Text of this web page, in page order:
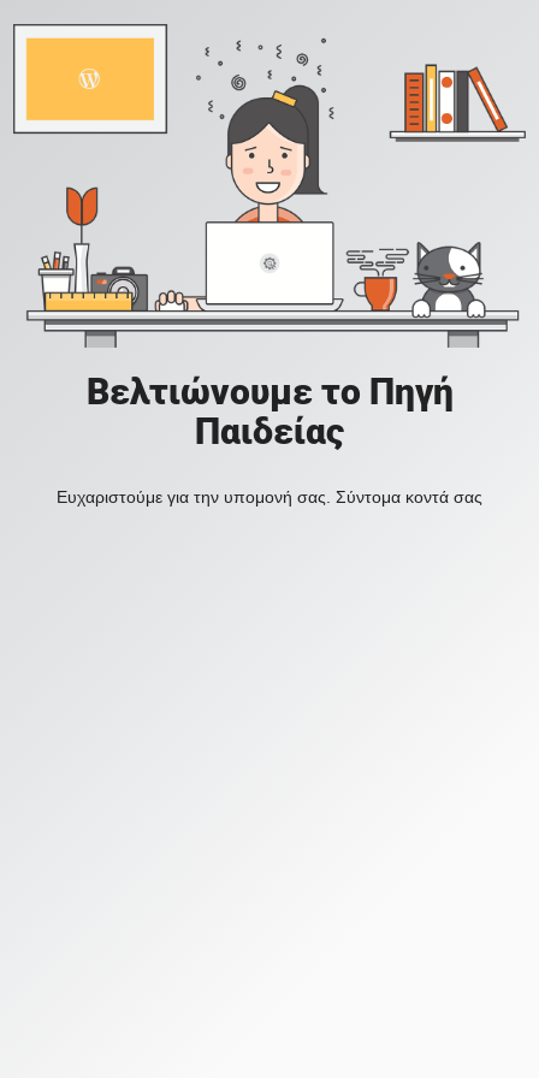
Βελτιώνουμε το Πηγή
Παιδείας
Ευχαριστούμε για την υπομονή σας. Σύντομα κοντά σας